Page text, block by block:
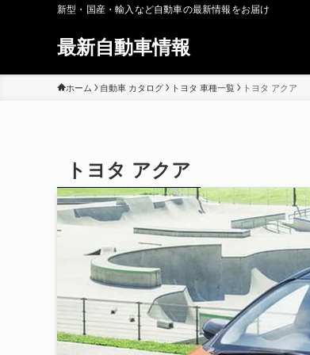
新型・国産・輸入など自動車の最新情報をお届け
最新自動車情報
ホーム 自動車 カタログ トヨタ 車種一覧 トヨタ アクア
トヨタ アクア